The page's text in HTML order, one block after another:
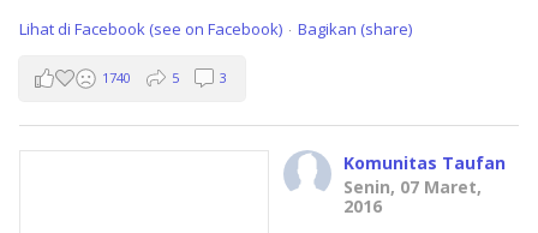
Lihat di Facebook (see on Facebook) · Bagikan (share)
1740 5 3
Komunitas Taufan
Senin, 07 Maret,
2016